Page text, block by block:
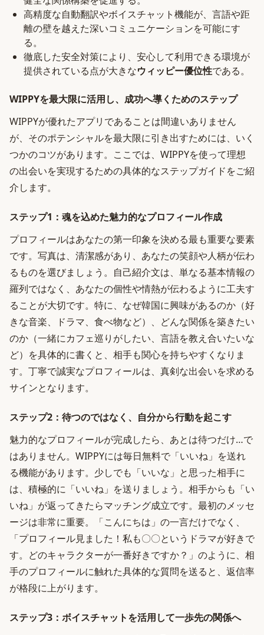
高精度な自動翻訳やボイスチャット機能が、言語や距
離の壁を越えた深いコミュニケーションを可能にす
る。
徹底した安全対策により、安心して利用できる環境が
提供されている点が大きなウィッピー優位性である。
WIPPYを最大限に活用し、成功へ導くためのステップ
WIPPYが優れたアプリであることは間違いありません
が、そのポテンシャルを最大限に引き出すためには、いく
つかのコツがあります。ここでは、WIPPYを使って理想
の出会いを実現するための具体的なステップガイドをご紹
介します。
ステップ1：魂を込めた魅力的なプロフィール作成
プロフィールはあなたの第一印象を決める最も重要な要素
です。写真は、清潔感があり、あなたの笑顔や人柄が伝わ
るものを選びましょう。自己紹介文は、単なる基本情報の
羅列ではなく、あなたの個性や情熱が伝わるように工夫す
ることが大切です。特に、なぜ韓国に興味があるのか（好
きな音楽、ドラマ、食べ物など）、どんな関係を築きたい
のか（一緒にカフェ巡りがしたい、言語を教え合いたいな
ど）を具体的に書くと、相手も関心を持ちやすくなりま
す。丁寧で誠実なプロフィールは、真剣な出会いを求める
サインとなります。
ステップ2：待つのではなく、自分から行動を起こす
魅力的なプロフィールが完成したら、あとは待つだけ…で
はありません。WIPPYには毎日無料で「いいね」を送れ
る機能があります。少しでも「いいな」と思った相手に
は、積極的に「いいね」を送りましょう。相手からも「い
いね」が返ってきたらマッチング成立です。最初のメッセ
ージは非常に重要。「こんにちは」の一言だけでなく、
「プロフィール見ました！私も〇〇というドラマが好きで
す。どのキャラクターが一番好きですか？」のように、相
手のプロフィールに触れた具体的な質問を送ると、返信率
が格段に上がります。
ステップ3：ボイスチャットを活用して一歩先の関係へ